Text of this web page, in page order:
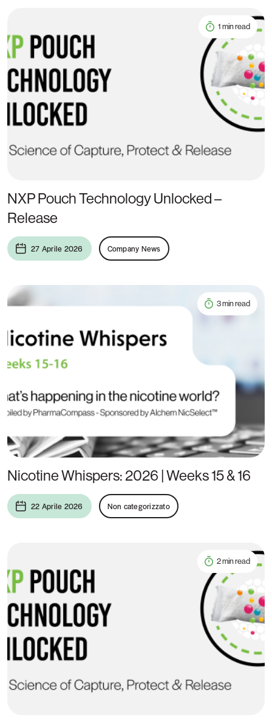
1 min read
NXP Pouch Technology Unlocked –
Release
27 Aprile 2026 Company News
3 min read
Nicotine Whispers: 2026 | Weeks 15 & 16
22 Aprile 2026 Non categorizzato
2 min read